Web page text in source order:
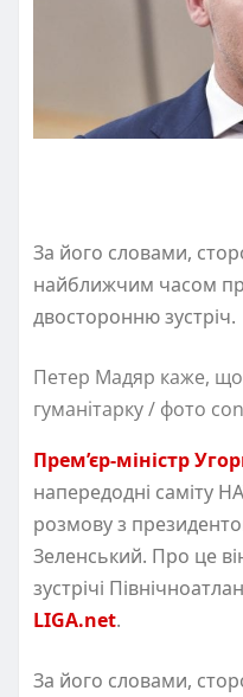
За його словами,
найближчим часом
двосторонню зустріч.
Петер Мадяр каже, що
гуманітарку / фото
Прем’єр-міністр
напередодні саміту
розмову з
Зеленський. Про це
зустрічі
LIGA.net.
За його словами,